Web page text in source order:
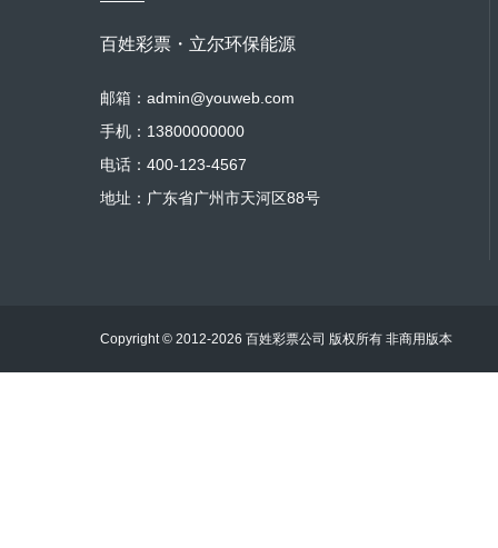
百姓彩票・立尔环保能源
邮箱：admin@youweb.com
手机：13800000000
电话：400-123-4567
地址：广东省广州市天河区88号
Copyright © 2012-2026 百姓彩票公司 版权所有 非商用版本